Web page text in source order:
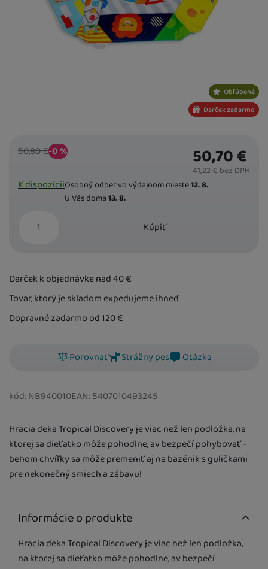
kód: NB940010EAN: 5407010493245
Hracia deka Tropical Discovery je viac než len podložka, na
ktorej sa dieťatko môže pohodlne, av bezpečí pohybovať - ​​
behom chvíľky sa môže premeniť aj na bazénik s guličkami
pre nekonečný smiech a zábavu!
Dostupnost
K dispozíciiOsobný odber vo výdajnom mieste12. 8.
U Vás doma13. 8.
Bežná cena
50,80€Zľava
0,00
(
-0% 50,70€
41,22€ bez DPH
Kúpiť
Darček k objednávke nad 40€
Tovar, ktorý je skladom expedujeme ihneď
Dopravné zadarmo od 120€
Porovnať Strážny pes Otázka
Obľúbené
Darček zadarmo
Informácie o produkte
Hracia deka Tropical Discovery je viac než len podložka,
na ktorej sa dieťatko môže pohodlne, av bezpečí